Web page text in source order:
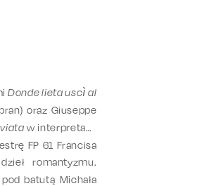
Donde lieta uscì al
oraz Giuseppe
w interpretacji
FP 61 Francisa
romantyzmu.
batutą Michała